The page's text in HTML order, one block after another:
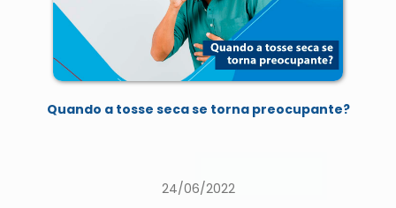
Quando a tosse seca se torna preocupante?
24/06/2022